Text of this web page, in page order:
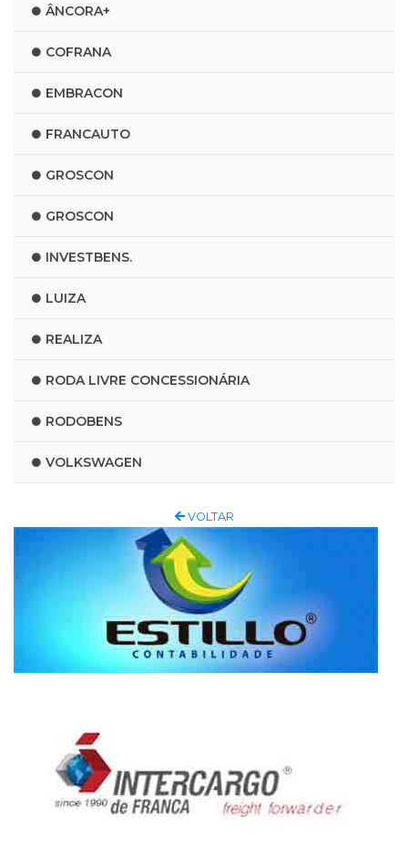
ÂNCORA+
COFRANA
EMBRACON
FRANCAUTO
GROSCON
GROSCON
INVESTBENS.
LUIZA
REALIZA
RODA LIVRE CONCESSIONÁRIA
RODOBENS
VOLKSWAGEN
VOLTAR